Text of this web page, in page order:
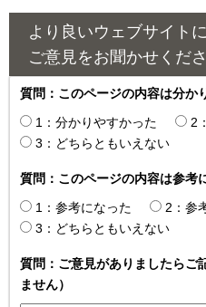
より良いウェブサイト
ご意見をお聞かせくだ
質問：このページの内容は分か
1：分かりやすかった
2
3：どちらともいえない
質問：このページの内容は参考
1：参考になった
2：参
3：どちらともいえない
質問：ご意見がありましたらご
ません）